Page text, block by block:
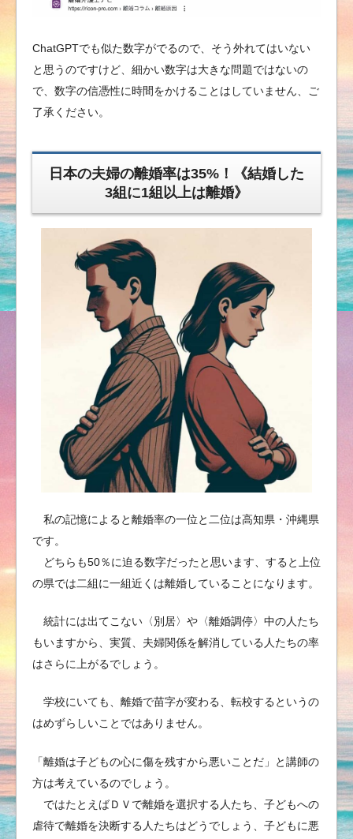
ChatGPTでも似た数字がでるので、そう外れてはいない
と思うのですけど、細かい数字は大きな問題ではないの
で、数字の信憑性に時間をかけることはしていません、ご
了承ください。
日本の夫婦の離婚率は35%！《結婚した
3組に1組以上は離婚》
私の記憶によると離婚率の一位と二位は高知県・沖縄県
です。
どちらも50％に迫る数字だったと思います、すると上位
の県では二組に一組近くは離婚していることになります。
統計には出てこない〈別居〉や〈離婚調停〉中の人たち
もいますから、実質、夫婦関係を解消している人たちの率
はさらに上がるでしょう。
学校にいても、離婚で苗字が変わる、転校するというの
はめずらしいことではありません。
「離婚は子どもの心に傷を残すから悪いことだ」と講師の
方は考えているのでしょう。
ではたとえばＤＶで離婚を選択する人たち、子どもへの
虐待で離婚を決断する人たちはどうでしょう、子どもに悪